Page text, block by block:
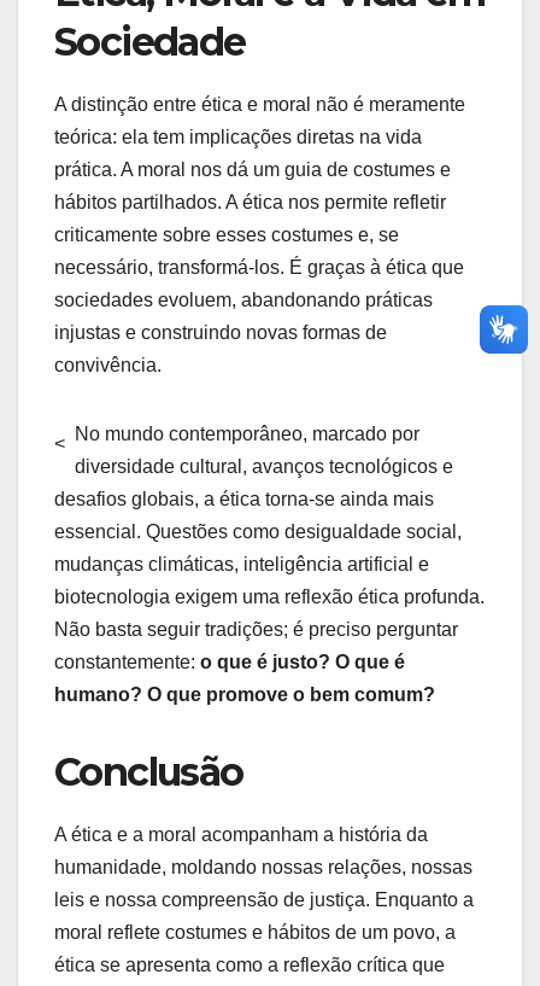
Sociedade
A distinção entre ética e moral não é meramente
teórica: ela tem implicações diretas na vida
prática. A moral nos dá um guia de costumes e
hábitos partilhados. A ética nos permite refletir
criticamente sobre esses costumes e, se
necessário, transformá-los. É graças à ética que
sociedades evoluem, abandonando práticas
injustas e construindo novas formas de
convivência.
< No mundo contemporâneo, marcado por
diversidade cultural, avanços tecnológicos e
desafios globais, a ética torna-se ainda mais
essencial. Questões como desigualdade social,
mudanças climáticas, inteligência artificial e
biotecnologia exigem uma reflexão ética profunda.
Não basta seguir tradições; é preciso perguntar
constantemente: o que é justo? O que é
humano? O que promove o bem comum?
Conclusão
A ética e a moral acompanham a história da
humanidade, moldando nossas relações, nossas
leis e nossa compreensão de justiça. Enquanto a
moral reflete costumes e hábitos de um povo, a
ética se apresenta como a reflexão crítica que